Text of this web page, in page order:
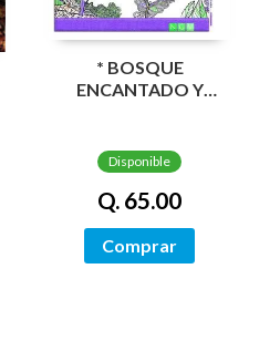
* BOSQUE
ENCANTADO Y
Disponible
Q. 65.00
Comprar